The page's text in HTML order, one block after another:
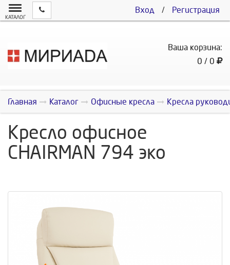
Вход / Регистрация
КАТАЛОГ
Ваша корзина:
0 / 0
Главная Каталог Офисные кресла Кресла
Кресло офисное
CHAIRMAN 794 эко